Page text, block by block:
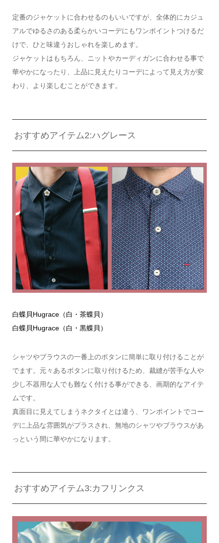
定番のジャケットに合わせるのもいいですが、全体的にカジュ
アルでゆるさのある柔らかいコーデにもワンポイントつけるだ
けで、ひと味違うおしゃれを楽しめます。
ジャケットはもちろん、ニットやカーディガンに合わせる事で
華やかになったり、上品に見えたりコーデによって見え方が変
わり、より楽しむことができます。
おすすめアイテム2:ハグレース
白蝶貝Hugrace（白・茶蝶貝）
白蝶貝Hugrace（白・黒蝶貝）
シャツやブラウスの一番上のボタンに簡単に取り付けることが
でます。元々あるボタンに取り付けるため、裁縫が苦手な人や
少し不器用な人でも難なく付ける事ができる、画期的なアイテ
ムです。
真面目に見えてしまうネクタイとは違う、ワンポイントでコー
デに上品な雰囲気がプラスされ、無地のシャツやブラウスがあ
っという間に華やかになります。
おすすめアイテム3:カフリンクス